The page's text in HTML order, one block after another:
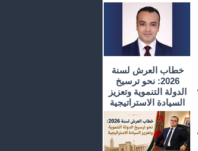
خطاب العرش لسنة
2026: نحو ترسيخ
الدولة التنموية وتعزيز
السيادة الاستراتيجية